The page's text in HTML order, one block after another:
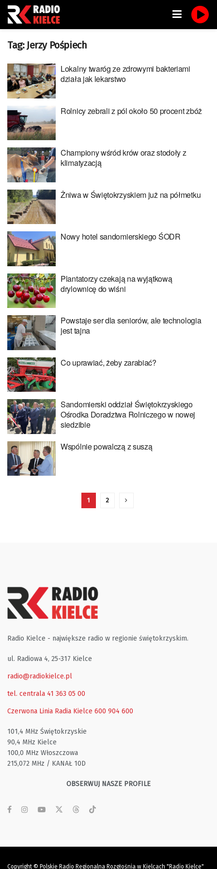
Tag: Jerzy Pośpiech
Lokalny twaróg ze zdrowymi bakteriami
działa jak lekarstwo
Rolnicy zebrali z pól około 50 procent zbóż
Championy wśród krów oraz stodoły z
klimatyzacją
Żniwa w Świętokrzyskiem już na półmetku
Nowy hotel sandomierskiego ŚODR
Plantatorzy czekają na wyjątkową
drylownicę do wiśni
Powstaje ser dla seniorów, ale technologia
jest tajna
Co uprawiać, żeby zarabiać?
Sandomierski oddział Świętokrzyskiego
Ośrodka Doradztwa Rolniczego w nowej
siedzibie
Wspólnie powalczą z suszą
1 2
Radio Kielce - największe radio w regionie świętokrzyskim.
ul. Radiowa 4, 25-317 Kielce
radio@radiokielce.pl
tel. centrala 41 363 05 00
Czerwona Linia Radia Kielce 600 904 600
101,4 MHz Świętokrzyskie
90,4 MHz Kielce
100,0 MHz Włoszczowa
215,072 MHz / KANAŁ 10D
OBSERWUJ NASZE PROFILE
Copyright © Polskie Radio Regionalna Rozgłośnia w Kielcach "Radio Kielce"